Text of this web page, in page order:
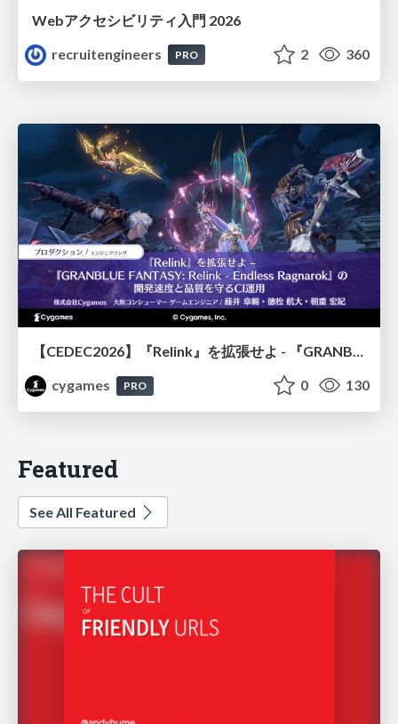
Webアクセシビリティ入門 2026
recruitengineers
PRO 2 360
【CEDEC2026】『Relink』を拡張せよ - 『GRANBLUE FANTASY: Relink - Endless Ragnarok』の開発速度と品質を守るCI運用
cygames
PRO 0 130
Featured
See All Featured